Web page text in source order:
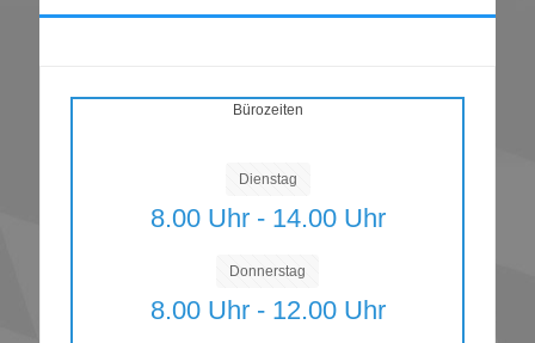
Bürozeiten
Dienstag
8.00 Uhr - 14.00 Uhr
Donnerstag
8.00 Uhr - 12.00 Uhr